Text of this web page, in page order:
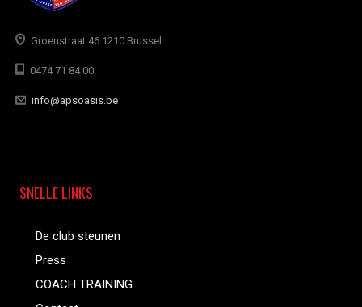
Groenstraat 46 1210 Brussel
0474 71 84 00
info@apsoasis.be
SNELLE LINKS
De club steunen
Press
COACH TRAINING